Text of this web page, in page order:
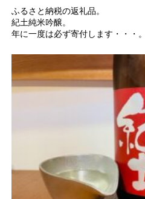
ふるさと納税の返礼品。
紀土純米吟醸。
年に一度は必ず寄付します・・・。